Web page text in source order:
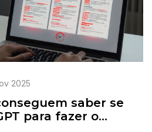
2025
saber se
para fazer o